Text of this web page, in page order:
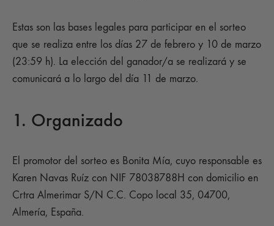
Estas son las bases legales para participar en el sorteo
que se realiza entre los días 27 de febrero y 10 de marzo
(23:59 h). La elección del ganador/a se realizará y se
comunicará a lo largo del día 11 de marzo.
1. Organizado
El promotor del sorteo es Bonita Mía, cuyo responsable es
Karen Navas Ruíz con NIF 78038788H con domicilio en
Crtra Almerimar S/N C.C. Copo local 35, 04700,
Almería, España.